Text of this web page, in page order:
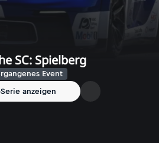
SC: Spielberg
Event
anzeigen